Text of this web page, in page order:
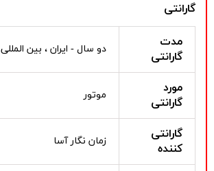
گارانتی
مدت
گارانتی
دو سال - ایران ، بین المللی
مورد
گارانتی
موتور
گارانتی
کننده
زمان نگار آسا